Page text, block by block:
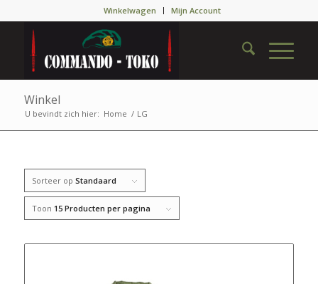
Winkelwagen Mijn Account
Winkel
U bevindt zich hier: Home / LG
Sorteer op Standaard
Toon 15 Producten per pagina